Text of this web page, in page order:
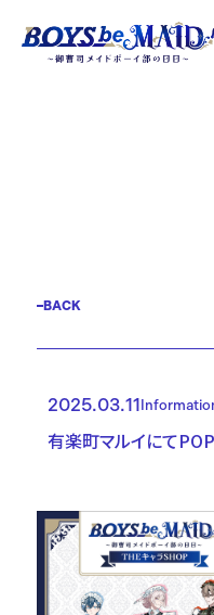
BACK
2025.03.11
有楽町マルイにて